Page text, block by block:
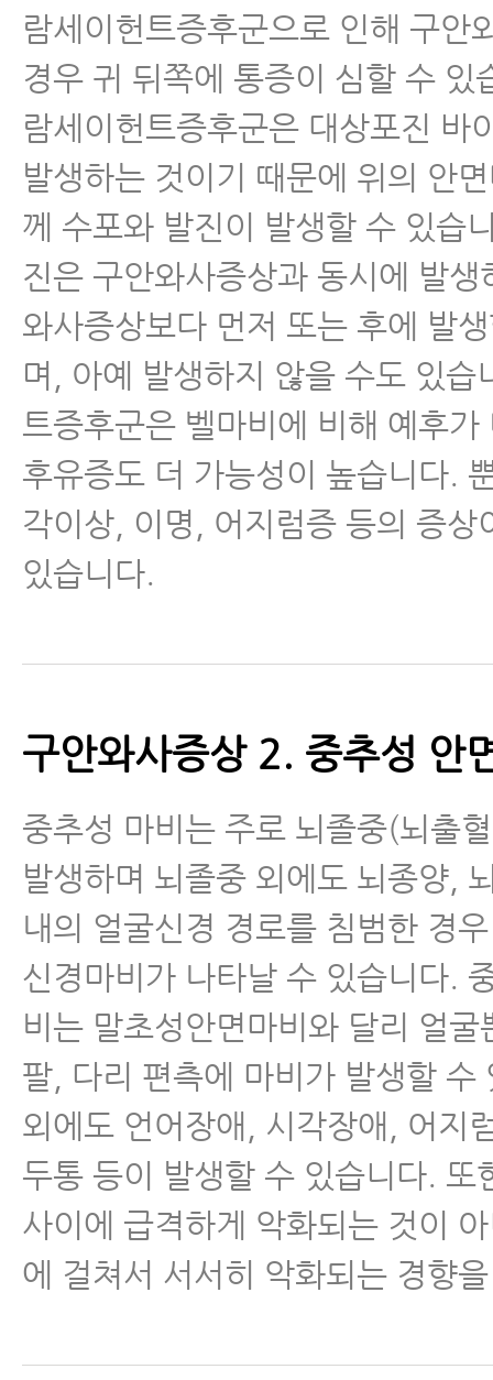
람세이헌트증후군으로 인해 구안
경우 귀 뒤쪽에 통증이 심할 수 있
람세이헌트증후군은 대상포진 바
발생하는 것이기 때문에 위의 안
께 수포와 발진이 발생할 수 있습
진은 구안와사증상과 동시에 발생
와사증상보다 먼저 또는 후에 발
며, 아예 발생하지 않을 수도 있습
트증후군은 벨마비에 비해 예후가
후유증도 더 가능성이 높습니다.
각이상, 이명, 어지럼증 등의 증상
있습니다.
구안와사증상 2. 중추성 안
중추성 마비는 주로 뇌졸중(뇌출
발생하며 뇌졸중 외에도 뇌종양,
내의 얼굴신경 경로를 침범한 경
신경마비가 나타날 수 있습니다.
비는 말초성안면마비와 달리 얼굴
팔, 다리 편측에 마비가 발생할 수
외에도 언어장애, 시각장애, 어지
두통 등이 발생할 수 있습니다. 또
사이에 급격하게 악화되는 것이
에 걸쳐서 서서히 악화되는 경향